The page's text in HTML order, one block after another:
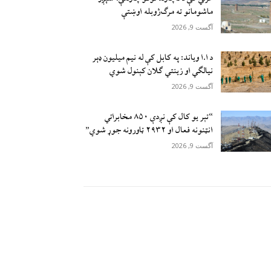
ماشومانو ته مرګ‌ژوبله اوښتې
آگست 9, 2026
د ا.ا وياند: په کابل کې له نیم میلیون ډېر
نیالګي او زینتي ګلان کېنول شوي
آگست 9, 2026
“تېر يو کال کې نږدې ۸۵۰ مخابراتي
انټنونه فعال او ۲۹۳۲ ټاورونه جوړ شوي”
آگست 9, 2026